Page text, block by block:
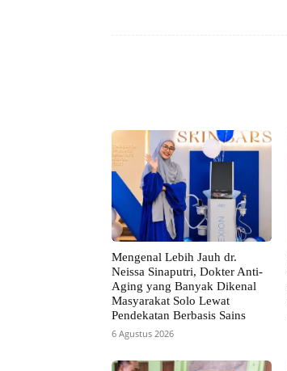
Mengenal Lebih Jauh dr.
Neissa Sinaputri, Dokter Anti-
Aging yang Banyak Dikenal
Masyarakat Solo Lewat
Pendekatan Berbasis Sains
6 Agustus 2026